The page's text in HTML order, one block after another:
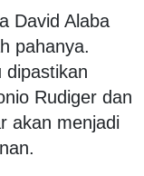
David Alaba
pahanya.
dipastikan
Rudiger dan
akan menjadi